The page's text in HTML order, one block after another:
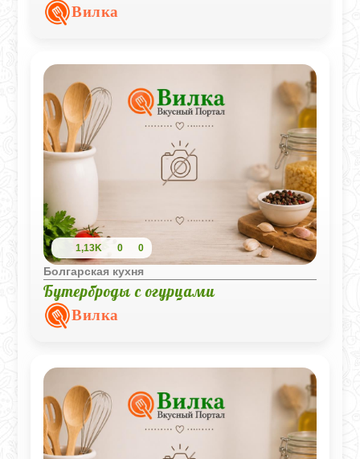
делает блюдо особенно выразительным
и аппетитным.
Вилка
1,13K 0 0
Болгарская кухня
Бутерброды с огурцами
Вилка